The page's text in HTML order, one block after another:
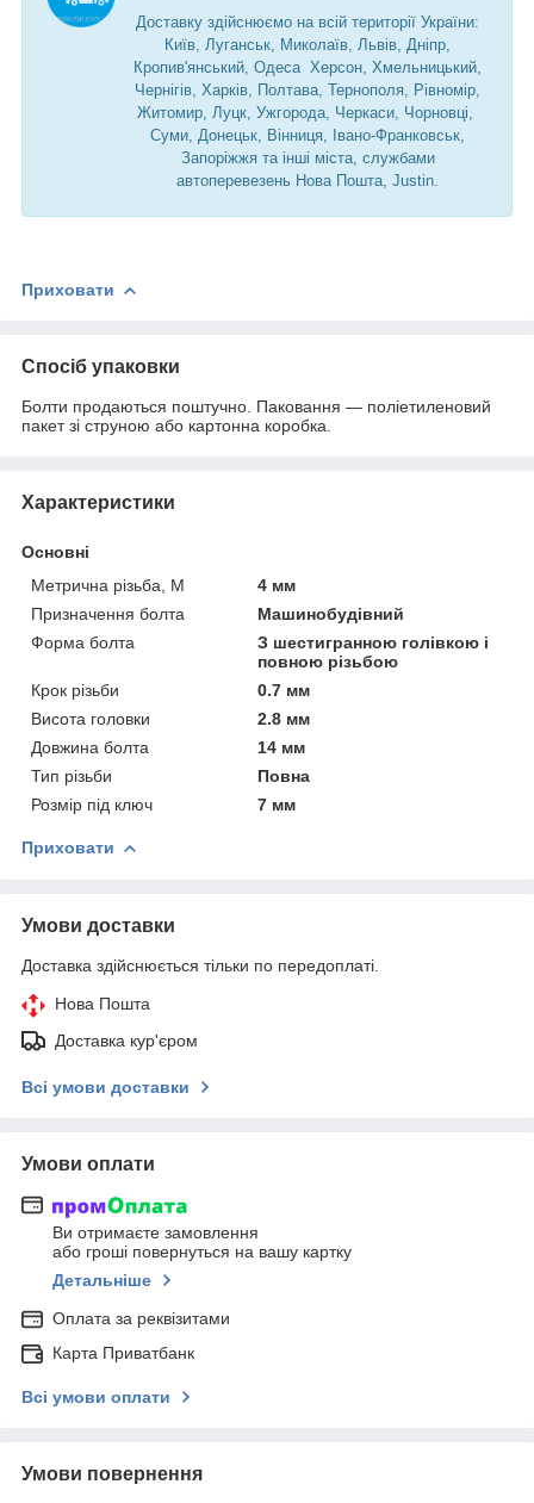
Доставку здійснюємо на всій території України:
Київ, Луганськ, Миколаїв, Львів, Дніпр,
Кропив'янський, Одеса Херсон, Хмельницький,
Чернігів, Харків, Полтава, Тернополя, Рівномір,
Житомир, Луцк, Ужгорода, Черкаси, Чорновці,
Суми, Донецьк, Вінниця, Івано-Франковськ,
Запоріжжя та інші міста, службами
автоперевезень Нова Пошта, Justin.
Приховати
Спосіб упаковки
Болти продаються поштучно. Паковання — поліетиленовий
пакет зі струною або картонна коробка.
Характеристики
Основні
Метрична різьба, М
4 мм
Призначення болта
Машинобудівний
Форма болта
З шестигранною голівкою і
повною різьбою
Крок різьби
0.7 мм
Висота головки
2.8 мм
Довжина болта
14 мм
Тип різьби
Повна
Розмір під ключ
7 мм
Приховати
Умови доставки
Доставка здійснюється тільки по передоплаті.
Нова Пошта
Доставка кур'єром
Всі умови доставки
Умови оплати
Ви отримаєте замовлення
або гроші повернуться на вашу картку
Детальніше
Оплата за реквізитами
Карта Приватбанк
Всі умови оплати
Умови повернення